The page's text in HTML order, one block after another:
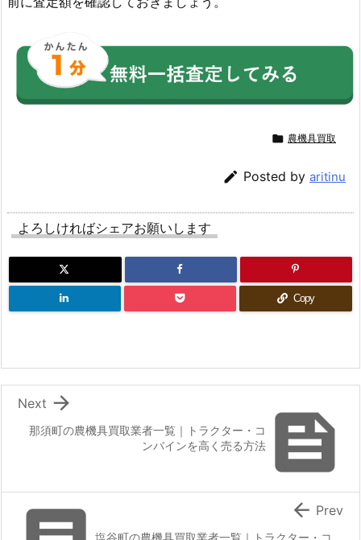
 農機具買取
 Posted by aritinu
よろしければシェアお願いします
Copy

那須町の農機具買取業者一覧｜トラクター・コ
ンバインを高く売る方法

Next
 Prev